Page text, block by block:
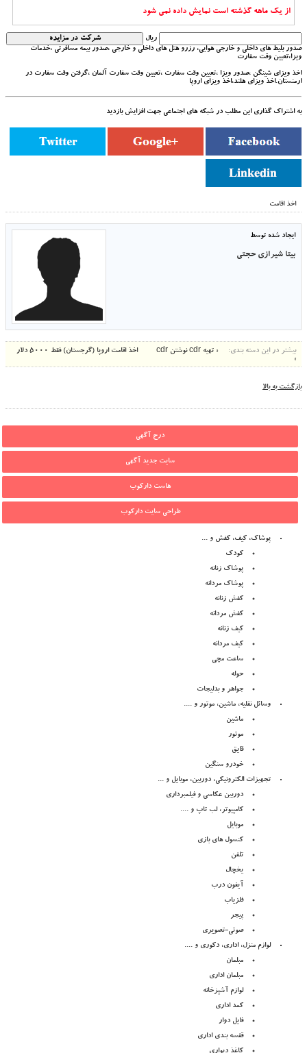
از یک ماهه گذشته است نمایش داده نمی شود
ریال
صدور بلیط های داخلی و خارجی هوایی، رزرو هتل های داخلی و خارجی ،صدور بیمه مسافرتی ،خدمات
ویزا،تعیین وقت سفارت
اخذ ویزای شینگن ،صدور ویزا ،تعیین وقت سفارت ،تعیین وقت سفارت آلمان ،گرفتن وقت سفارت در
ارمنستان.اخذ ویزای هلند،اخذ ویزای اروپا
به اشتراک گذاری این مطلب در شبکه های اجتماعی جهت افزایش بازدید
اخذ اقامت
ایجاد شده توسط
بیتا شیرازی حجتی
بیشتر در این دسته بندی: « تهیه cdr نوشتن cdr
اخذ اقامت اروپا (گرجستان) فقط 5000 دلار
»
بازگشت به بالا
درج آگهی
سایت جدید آگهی
هاست دارکوب
طراحی سایت دارکوب
پوشاک، کیف، کفش و ...
کودک
پوشاک زنانه
پوشاک مردانه
کفش زنانه
کفش مردانه
کیف زنانه
کیف مردانه
ساعت مچی
حوله
جواهر و بدلیجات
وسائل نقلیه، ماشین، موتور و ....
ماشین
موتور
قایق
خودرو سنگین
تجهیزات الکترونیکی، دوربین، موبایل و ...
دوربین عکاسی و فیلمبرداری
کامپیوتر، لب تاپ و ....
موبایل
کنسول های بازی
تلفن
یخچال
آیفون درب
فلزیاب
پیجر
صوتی-تصویری
لوازم منزل، اداری، دکوری و ....
مبلمان
مبلمان اداری
لوازم آشپزخانه
کمد اداری
فایل دوار
قفسه بندی اداری